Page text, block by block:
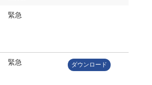
緊急
緊急 ダウンロード